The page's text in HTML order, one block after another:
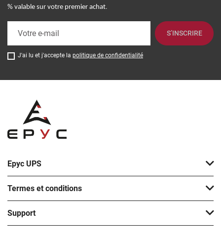
% valable sur votre premier achat.
S’INSCRIRE
J'ai lu et j'accepte la politique de confidentialité
Epyc UPS
Termes et conditions
Support